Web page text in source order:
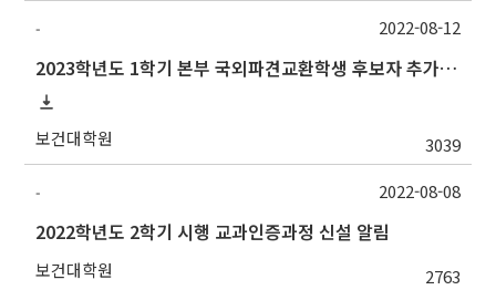
-
2023학년도 1학기 본부 국외파견교환학생 후보자 추가모집 안내
보건대학원 3039
2022-08-12
-
2022학년도 2학기 시행 교과인증과정 신설 알림
보건대학원 2763
2022-08-08